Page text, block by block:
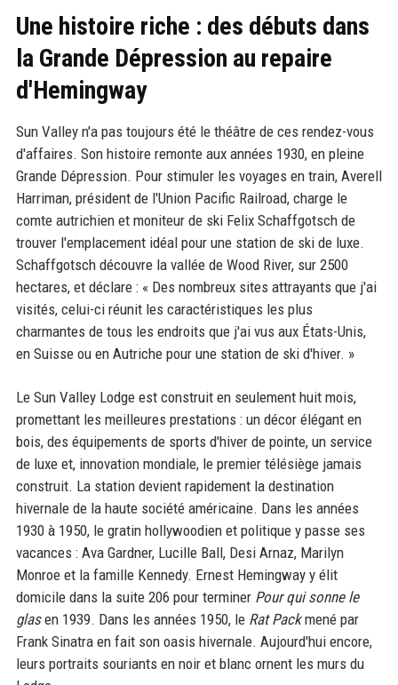
Une histoire riche : des débuts dans
la Grande Dépression au repaire
d'Hemingway
Sun Valley n'a pas toujours été le théâtre de ces rendez-vous
d'affaires. Son histoire remonte aux années 1930, en pleine
Grande Dépression. Pour stimuler les voyages en train, Averell
Harriman, président de l'Union Pacific Railroad, charge le
comte autrichien et moniteur de ski Felix Schaffgotsch de
trouver l'emplacement idéal pour une station de ski de luxe.
Schaffgotsch découvre la vallée de Wood River, sur 2500
hectares, et déclare : « Des nombreux sites attrayants que j'ai
visités, celui-ci réunit les caractéristiques les plus
charmantes de tous les endroits que j'ai vus aux États-Unis,
en Suisse ou en Autriche pour une station de ski d'hiver. »
Le Sun Valley Lodge est construit en seulement huit mois,
promettant les meilleures prestations : un décor élégant en
bois, des équipements de sports d'hiver de pointe, un service
de luxe et, innovation mondiale, le premier télésiège jamais
construit. La station devient rapidement la destination
hivernale de la haute société américaine. Dans les années
1930 à 1950, le gratin hollywoodien et politique y passe ses
vacances : Ava Gardner, Lucille Ball, Desi Arnaz, Marilyn
Monroe et la famille Kennedy. Ernest Hemingway y élit
domicile dans la suite 206 pour terminer Pour qui sonne le
glasen 1939. Dans les années 1950, le Rat Packmené par
Frank Sinatra en fait son oasis hivernale. Aujourd'hui encore,
leurs portraits souriants en noir et blanc ornent les murs du